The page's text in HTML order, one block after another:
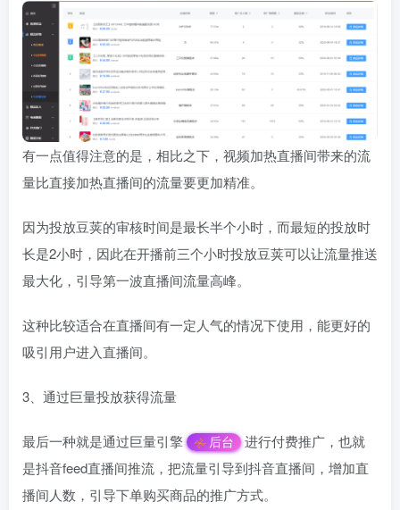
有一点值得注意的是，相比之下，视频加热直播间带来的流
量比直接加热直播间的流量要更加精准。
因为投放豆荚的审核时间是最长半个小时，而最短的投放时
长是2小时，因此在开播前三个小时投放豆荚可以让流量推送
最大化，引导第一波直播间流量高峰。
这种比较适合在直播间有一定人气的情况下使用，能更好的
吸引用户进入直播间。
3、通过巨量投放获得流量
最后一种就是通过巨量引擎 后台
进行付费推广，也就
是抖音feed直播间推流，把流量引导到抖音直播间，增加直
播间人数，引导下单购买商品的推广方式。